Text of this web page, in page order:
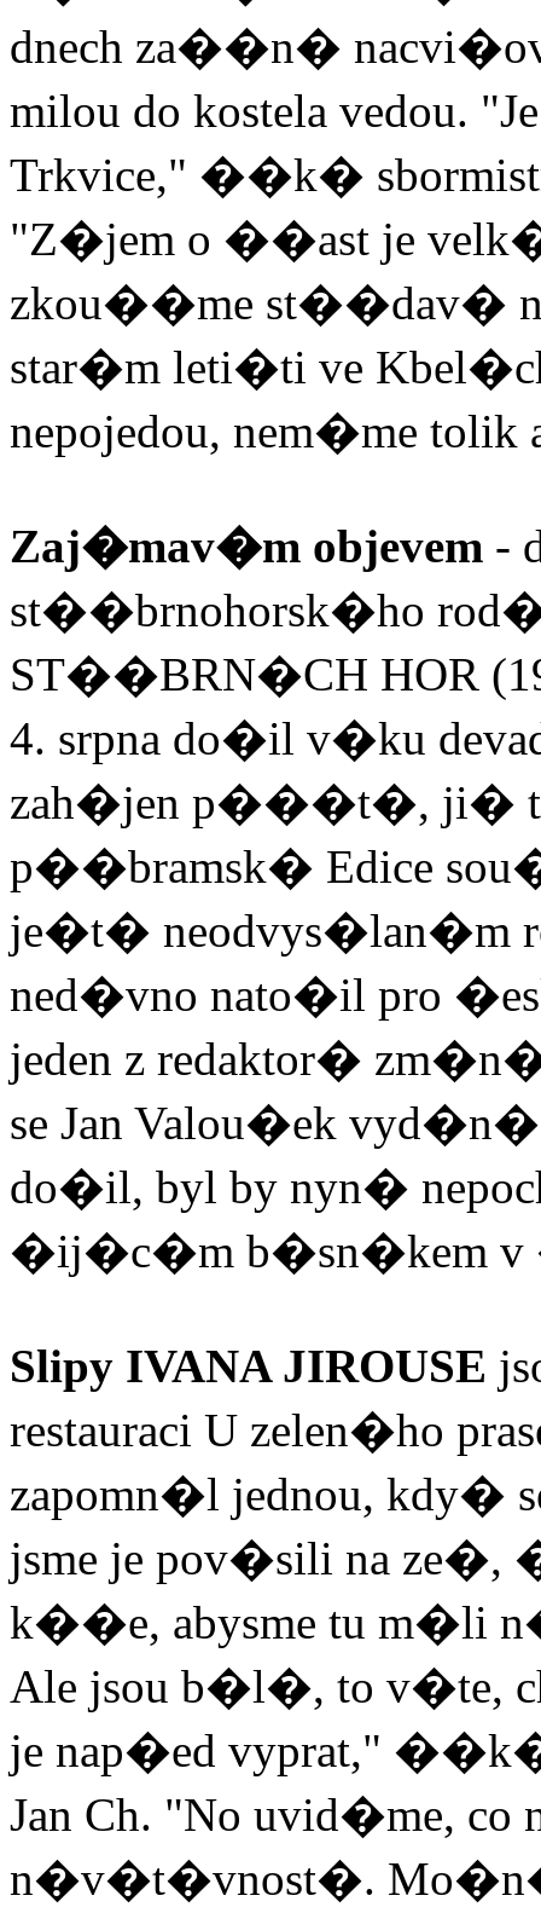
dnech za��n�
milou do kostela vedou.
Trkvice," ��k�
"Z�jem o ��ast je
zkou��me st��dav� na
star�m leti�ti ve
nepojedou, nem�me tolik
Zaj�mav�m objevem -
st��brnohorsk�ho
ST��BRN�CH HOR
4. srpna do�il v�ku
zah�jen p���t�, ji�
p��bramsk� Edice
je�t� neodvys�lan�m
ned�vno nato�il pro
jeden z redaktor�
se Jan Valou�ek
do�il, byl by nyn�
�ij�c�m b�sn�kem v
Slipy IVANA JIROUSE
restauraci U zelen�ho
zapomn�l jednou, kdy�
jsme je pov�sili na
k��e, abysme tu m�li
Ale jsou b�l�, to v�te,
je nap�ed vyprat," ��k�
Jan Ch. "No uvid�me,
n�v�t�vnost�. Mo�n�